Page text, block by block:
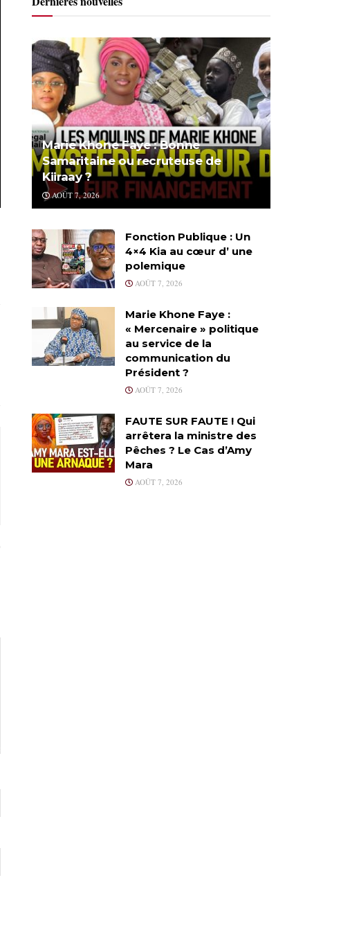
Marie Khone Faye : Bonne
Samaritaine ou recruteuse de
Kiiraay ?
AOÛT 7, 2026
Fonction Publique : Un
4×4 Kia au cœur d’ une
polemique
AOÛT 7, 2026
Marie Khone Faye :
« Mercenaire » politique
au service de la
communication du
Président ?
AOÛT 7, 2026
FAUTE SUR FAUTE ! Qui
arrêtera la ministre des
Pêches ? Le Cas d’Amy
Mara
AOÛT 7, 2026